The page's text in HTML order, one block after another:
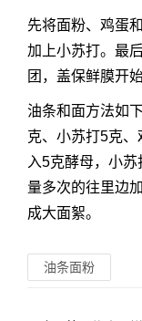
先将面粉、鸡蛋
加上小苏打。最
团，盖保鲜膜开
油条和面方法如
克、小苏打5克
入5克酵母，小
量多次的往里边
成大面絮。
油条面粉